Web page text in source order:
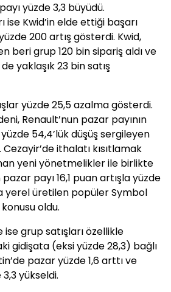
yüzde 3,3 büyüdü.
ise Kwid’in elde ettiği başarı
200 artış gösterdi. Kwid,
beri grup 120 bin sipariş aldı ve
yaklaşık 23 bin satış
yüzde 25,5 azalma gösterdi.
Renault’nun pazar payının
54,4’lük düşüş sergileyen
ithalatı kısıtlamak
yeni yönetmelikler ile birlikte
payı 16,1 puan artışla yüzde
yerel üretilen popüler Symbol
oldu.
grup satışları özellikle
gidişata (eksi yüzde 28,3) bağlı
pazar yüzde 1,6 arttı ve
yükseldi.